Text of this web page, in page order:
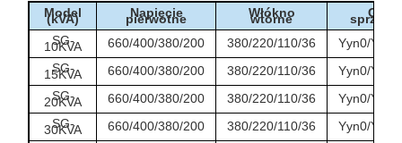
Model
(kVA) Napięcie
pierwotne Włókno
wtórne
SG-
10KVA 660/400/380/200 380/220/110/36
Yyn0/Y/d/
SG-
15KVA 660/400/380/200 380/220/110/36
Yyn0/Y/d/
SG-
20KVA 660/400/380/200 380/220/110/36
Yyn0/Y/d/
SG-
30KVA 660/400/380/200 380/220/110/36
Yyn0/Y/d/